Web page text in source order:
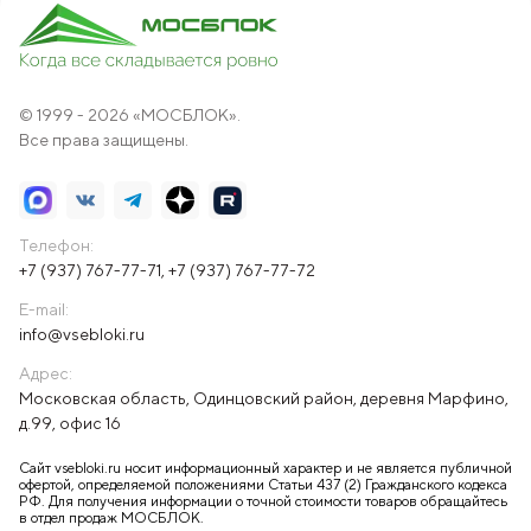
© 1999 - 2026 «МОСБЛОК».
Все права защищены.
Телефон:
+7 (937) 767-77-71 +7 (937) 767-77-72
E-mail:
info@vsebloki.ru
Адрес:
Московская область, Одинцовский район, деревня Марфино,
д.99, офис 16
Сайт vsebloki.ru носит информационный характер и не является публичной
офертой, определяемой положениями Статьи 437 (2) Гражданского кодекса
РФ. Для получения информации о точной стоимости товаров обращайтесь
в отдел продаж МОСБЛОК.